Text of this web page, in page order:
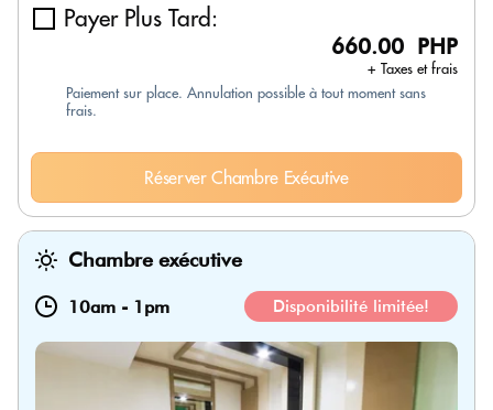
Payer Plus Tard:
660.00 PHP
+ Taxes et frais
Paiement sur place. Annulation possible à tout moment sans
frais.
Réserver Chambre Exécutive
Chambre exécutive
10am - 1pm Disponibilité limitée!